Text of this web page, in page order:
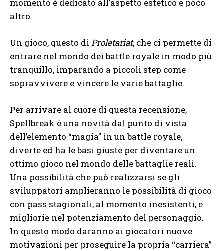
altro.
Un gioco, questo di Proletariat, che ci permette di
entrare nel mondo dei battle royale in modo più
tranquillo, imparando a piccoli step come
sopravvivere e vincere le varie battaglie.
Per arrivare al cuore di questa recensione,
Spellbreak è una novità dal punto di vista
dell’elemento “magia” in un battle royale,
diverte ed ha le basi giuste per diventare un
ottimo gioco nel mondo delle battaglie reali.
Una possibilità che può realizzarsi se gli
sviluppatori amplieranno le possibilità di gioco
con pass stagionali, al momento inesistenti, e
migliorie nel potenziamento del personaggio.
In questo modo daranno ai giocatori nuove
motivazioni per proseguire la propria “carriera”